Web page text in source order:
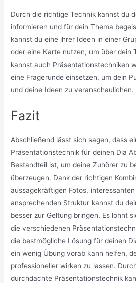
Durch die richtige Technik kannst du
informieren und für dein Thema
kannst du eine ihrer Ideen in einer
oder eine Karte nutzen, um über dein
kannst auch Präsentationstechniken
eine Fragerunde einsetzen, um dein
und deine Ideen zu veranschaulichen.
Fazit
Abschließend lässt sich sagen, dass
Präsentationstechnik für deinen Dia
Bestandteil ist, um deine Zuhörer zu
überzeugen. Dank der richtigen
aussagekräftigen Fotos,
ansprechenden Struktur kannst du
besser zur Geltung bringen. Es lohnt
die verschiedenen
die bestmögliche Lösung für deinen
ein wenig Übung vorab kann helfen,
professioneller wirken zu lassen.
durchdachte Präsentationstechnik